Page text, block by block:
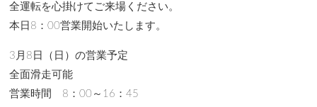
全運転を心掛けてご来場ください。
本日8：00営業開始いたします。
3月8日（日）の営業予定
全面滑走可能
営業時間 8：00～16：45